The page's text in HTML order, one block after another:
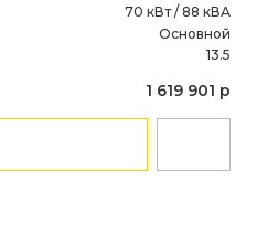
70 кВт / 88 кВА
Основной
13.5
1 619 901 р